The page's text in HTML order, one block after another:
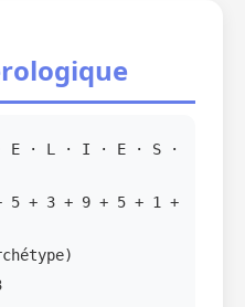
E · L · I · E · S ·
5 + 3 + 9 + 5 + 1 +